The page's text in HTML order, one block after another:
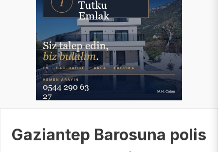
Gaziantep Barosuna polis